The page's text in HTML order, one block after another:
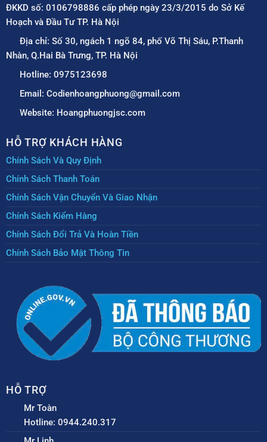
ĐKKD số: 0106798886 cấp phép ngày 23/3/2015 do Sở Kế
Hoạch và Đầu Tư TP. Hà Nội
Địa chỉ: Số 30, ngách 1 ngõ 84, phố Võ Thị Sáu, P.Thanh
Nhàn, Q.Hai Bà Trưng, TP. Hà Nội
Hotline: 0975123698
Email: Codienhoangphuong@gmail.com
Website: Hoangphuongjsc.com
HỖ TRỢ KHÁCH HÀNG
Chính Sách Và Quy Định
Chính Sách Thanh Toán
Chính Sách Vận Chuyển Và Giao Nhận
Chính Sách Kiểm Hàng
Chính Sách Đổi Trả Và Hoàn Tiền
Chính Sách Bảo Mật Thông Tin
HỖ TRỢ
Mr Toàn
Hotline: 0944.240.317